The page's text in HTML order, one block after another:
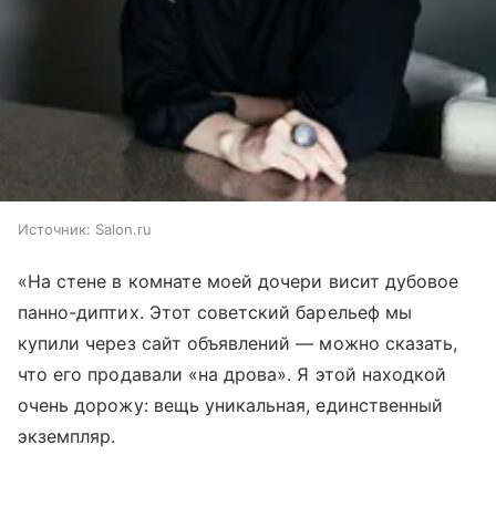
Источник: Salon.ru
«На стене в комнате моей дочери висит дубовое
панно-диптих. Этот советский барельеф мы
купили через сайт объявлений — можно сказать,
что его продавали «на дрова». Я этой находкой
очень дорожу: вещь уникальная, единственный
экземпляр.